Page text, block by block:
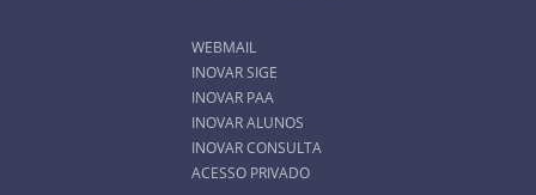
WEBMAIL
INOVAR SIGE
INOVAR PAA
INOVAR ALUNOS
INOVAR CONSULTA
ACESSO PRIVADO